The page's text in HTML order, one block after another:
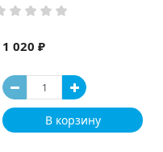
1 020 ₽
В корзину